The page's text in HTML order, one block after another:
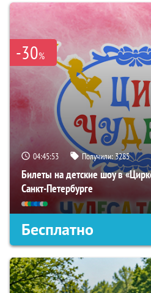
-30%
04:45:52 Получили: 3285
Билеты на детские шоу в
Санкт-Петербурге
Бесплатно